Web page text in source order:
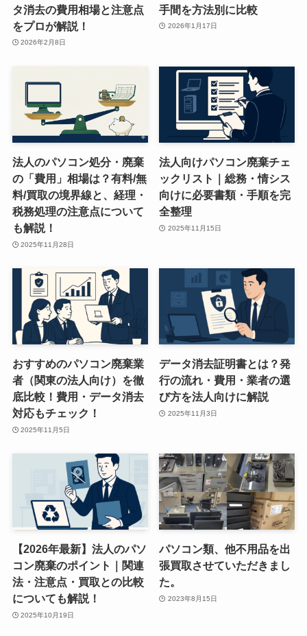
タ消去の費用相場と注意点
をプロが解説！
2026年2月8日
手間を方法別に比較
2026年1月17日
法人のパソコン処分・廃棄
の「費用」相場は？有料/無
料/買取の境界線と、経理・
税務処理の注意点について
も解説！
2025年11月28日
法人向けパソコン廃棄チェ
ックリスト｜総務・情シス
向けに必要書類・手順を完
全整理
2025年11月15日
おすすめのパソコン廃棄業
者（関東の法人向け）を徹
底比較！費用・データ消去
対応もチェック！
2025年11月5日
データ消去証明書とは？発
行の流れ・費用・業者の選
び方を法人向けに解説
2025年11月3日
【2026年最新】法人のパソ
コン廃棄のポイント｜関連
法・注意点・買取との比較
についても解説！
2025年10月19日
パソコン類、他不用品を出
張買取させていただきまし
た。
2023年8月15日